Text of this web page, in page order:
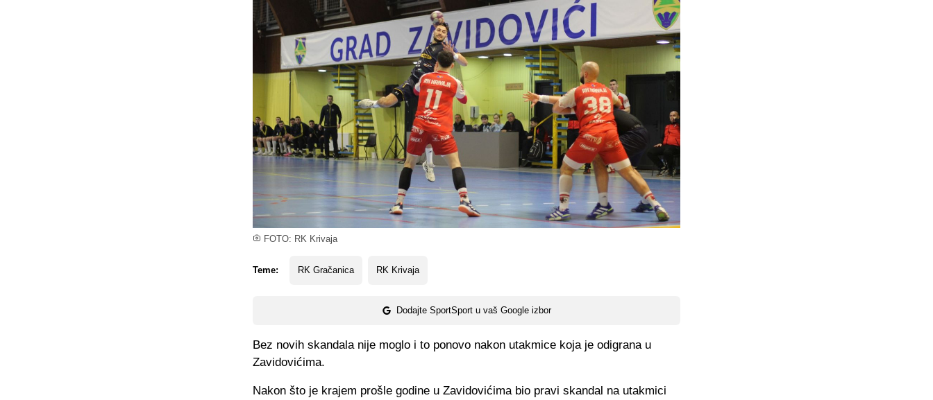
FOTO: RK Krivaja
Teme: RK Gračanica RK Krivaja
Dodajte SportSport u vaš Google izbor
Bez novih skandala nije moglo i to ponovo nakon utakmice koja je odigrana u
Zavidovićima.
Nakon što je krajem prošle godine u Zavidovićima bio pravi skandal na utakmici